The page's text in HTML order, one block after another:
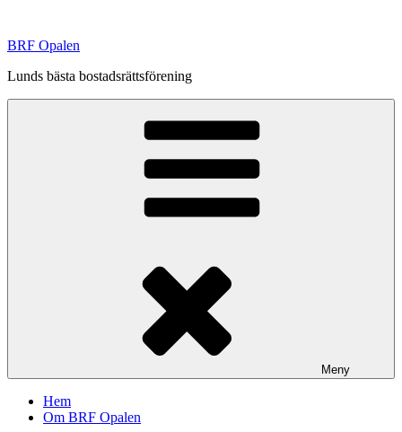
innehåll
BRF Opalen
Lunds bästa bostadsrättsförening
Meny
Hem
Om BRF Opalen